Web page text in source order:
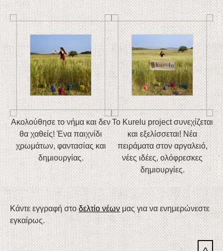
Ακολούθησε το νήμα και δεν
θα χαθείς! Ένα παιχνίδι
χρωμάτων, φαντασίας και
δημιουργίας.
To Kurelu project συνεχίζεται
και εξελίσσεται! Νέα
πειράματα στον αργαλειό,
νέες ιδέες, ολόφρεσκες
δημιουργίες.
Κάντε εγγραφή στοδελτίο νέωνμας για να ενημερώνεστε
εγκαίρως.